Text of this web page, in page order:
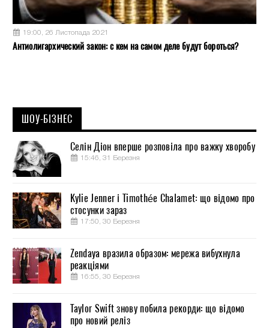
19:00, 26 Листопада 2021
Антиолигархический закон: с кем на самом деле будут бороться?
ШОУ-БІЗНЕС
Селін Діон вперше розповіла про важку хворобу
15:46, 31 Березня
Kylie Jenner і Timothée Chalamet: що відомо про
стосунки зараз
17:50, 30 Березня
Zendaya вразила образом: мережа вибухнула
реакціями
16:55, 30 Березня
Taylor Swift знову побила рекорди: що відомо
про новий реліз